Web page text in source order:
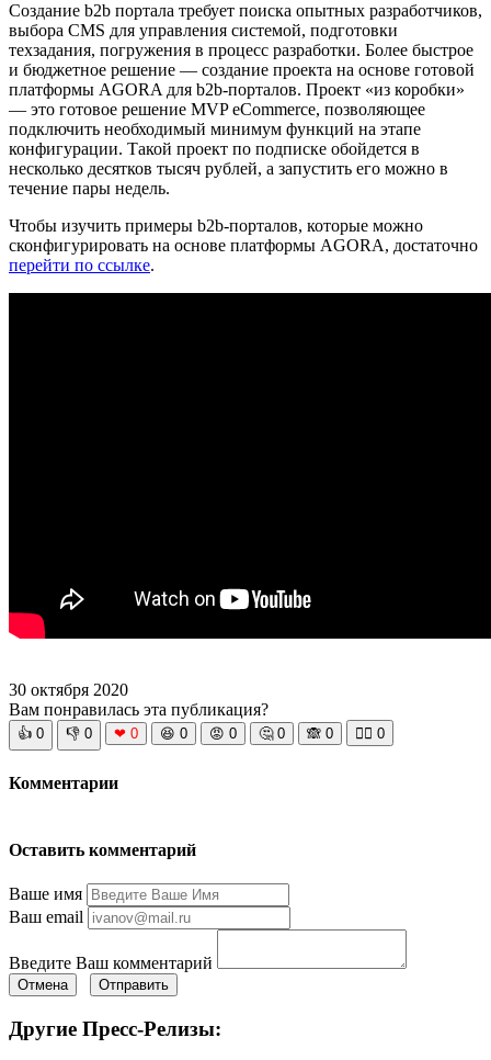
Создание b2b портала требует поиска опытных разработчиков,
выбора CMS для управления системой, подготовки
техзадания, погружения в процесс разработки. Более быстрое
и бюджетное решение — создание проекта на основе готовой
платформы AGORA для b2b-порталов. Проект «из коробки»
— это готовое решение MVP eCommerce, позволяющее
подключить необходимый минимум функций на этапе
конфигурации. Такой проект по подписке обойдется в
несколько десятков тысяч рублей, а запустить его можно в
течение пары недель.
Чтобы изучить примеры b2b-порталов, которые можно
сконфигурировать на основе платформы AGORA, достаточно
перейти по ссылке.
30 октября 2020
Вам понравилась эта публикация?
👍 0 👎 0 ❤ 0 😆 0 😡 0 🤔 0 🙈 0 🧘‍♀️ 0
Комментарии
Оставить комментарий
Ваше имя
Ваш email
Введите Ваш комментарий
Отмена Отправить
Другие Пресс-Релизы: